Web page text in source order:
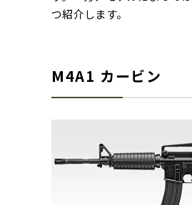
つ紹介します。
M4A1 カービン